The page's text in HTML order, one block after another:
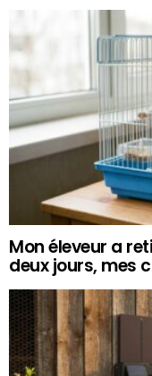
Mon éleveur a
deux jours, mes